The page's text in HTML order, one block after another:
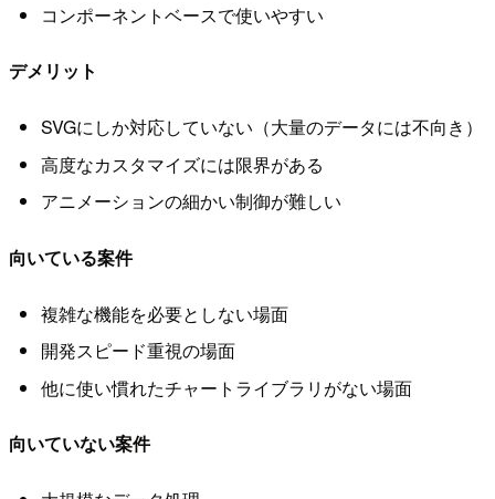
コンポーネントベースで使いやすい
デメリット
SVGにしか対応していない（大量のデータには不向き）
高度なカスタマイズには限界がある
アニメーションの細かい制御が難しい
向いている案件
複雑な機能を必要としない場面
開発スピード重視の場面
他に使い慣れたチャートライブラリがない場面
向いていない案件